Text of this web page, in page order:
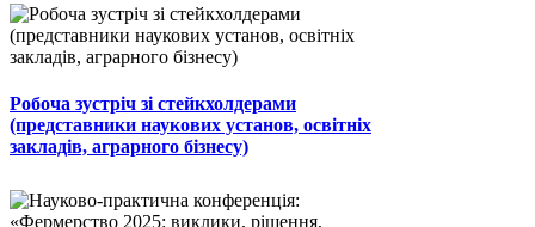
Робоча зустріч зі стейкхолдерами
(представники наукових установ, освітніх
закладів, аграрного бізнесу)